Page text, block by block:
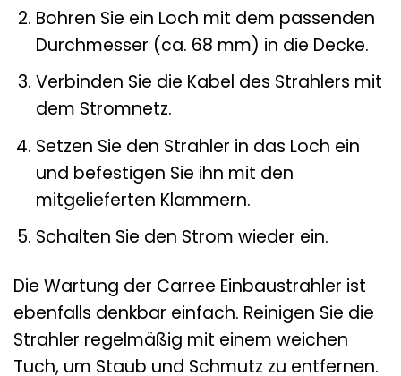
Bohren Sie ein Loch mit dem passenden
Durchmesser (ca. 68 mm) in die Decke.
Verbinden Sie die Kabel des Strahlers mit
dem Stromnetz.
Setzen Sie den Strahler in das Loch ein
und befestigen Sie ihn mit den
mitgelieferten Klammern.
Schalten Sie den Strom wieder ein.
Die Wartung der Carree Einbaustrahler ist
ebenfalls denkbar einfach. Reinigen Sie die
Strahler regelmäßig mit einem weichen
Tuch, um Staub und Schmutz zu entfernen.